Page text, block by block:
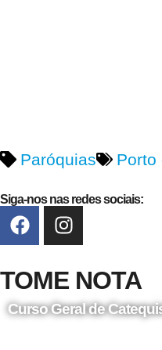
Paróquias Porto
Siga-nos nas redes sociais:
TOME NOTA
Curso Geral de